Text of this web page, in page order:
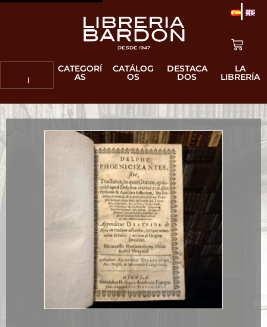
CATEGORÍ
AS
CATÁLOG
OS
DESTACA
DOS
LA
LIBRERÍA